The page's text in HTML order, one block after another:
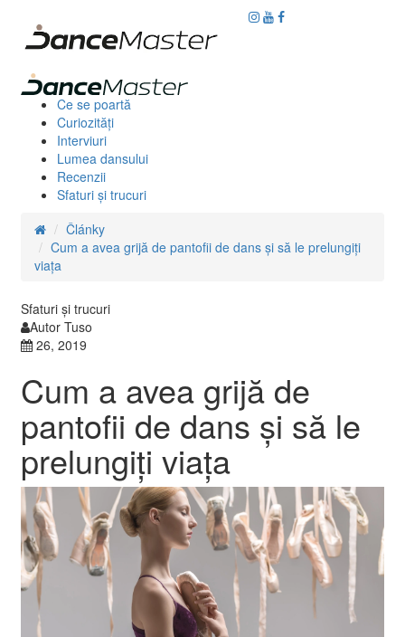
Ce se poartă
Curiozităţi
Interviuri
Lumea dansului
Recenzii
Sfaturi şi trucuri
Články
Cum a avea grijă de pantofii de dans și să le prelungiți
viața
Sfaturi şi trucuri
Autor Tuso
26, 2019
Cum a avea grijă de
pantofii de dans și să le
prelungiți viața